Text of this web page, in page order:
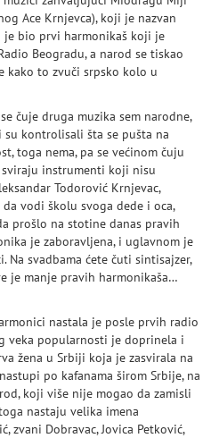
Ace Krnjevca), koji je nazvan
je bio prvi harmonikaš koji je
Beogradu, a narod se tiskao
kako to zvuči srpsko kolo u
čuje druga muzika sem narodne,
kontrolisali šta se pušta na
toga nema, pa se većinom čuju
instrumenti koji nisu
Todorović Krnjevac,
vodi školu svoga dede i oca,
prošlo na stotine danas pravih
je zaboravljena, i uglavnom je
Na svadbama ćete čuti sintisajzer,
je manje pravih harmonikaša…
nastala je posle prvih radio
veka popularnosti je doprinela i
žena u Srbiji koja je zasvirala na
po kafanama širom Srbije, na
koji više nije mogao da zamisli
nastaju velika imena
zvani Dobravac, Jovica Petković,